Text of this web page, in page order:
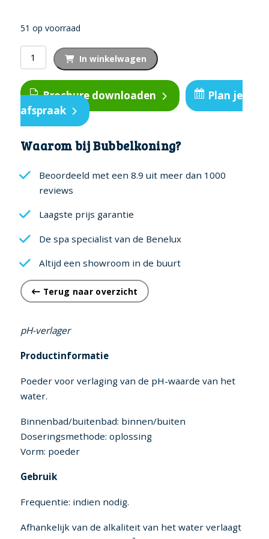
51 op voorraad
PH-
minus
aantal
In winkelwagen
Brochure downloaden
Plan je
afspraak
Waarom bij Bubbelkoning?
Beoordeeld met een 8.9 uit meer dan 1000
reviews
Laagste prijs garantie
De spa specialist van de Benelux
Altijd een showroom in de buurt
Terug naar overzicht
pH-verlager
Productinformatie
Poeder voor verlaging van de pH-waarde van het
water.
Binnenbad/buitenbad: binnen/buiten
Doseringsmethode: oplossing
Vorm: poeder
Gebruik
Frequentie: indien nodig.
Afhankelijk van de alkaliteit van het water verlaagt